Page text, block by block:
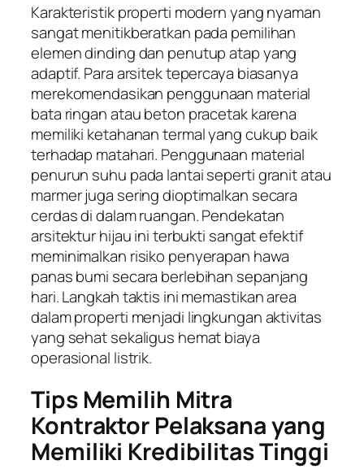
Karakteristik properti modern yang nyaman
sangat menitikberatkan pada pemilihan
elemen dinding dan penutup atap yang
adaptif. Para arsitek tepercaya biasanya
merekomendasikan penggunaan material
bata ringan atau beton pracetak karena
memiliki ketahanan termal yang cukup baik
terhadap matahari. Penggunaan material
penurun suhu pada lantai seperti granit atau
marmer juga sering dioptimalkan secara
cerdas di dalam ruangan. Pendekatan
arsitektur hijau ini terbukti sangat efektif
meminimalkan risiko penyerapan hawa
panas bumi secara berlebihan sepanjang
hari. Langkah taktis ini memastikan area
dalam properti menjadi lingkungan aktivitas
yang sehat sekaligus hemat biaya
operasional listrik.
Tips Memilih Mitra
Kontraktor Pelaksana yang
Memiliki Kredibilitas Tinggi